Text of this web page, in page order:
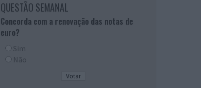
QUESTÃO SEMANAL
Concorda com a renovação das notas de
euro?
Sim
Não